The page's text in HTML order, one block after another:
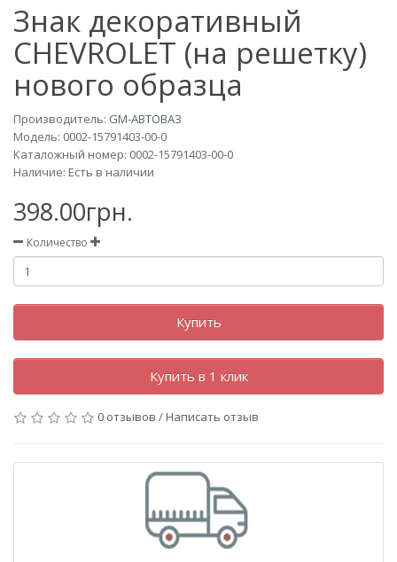
Знак декоративный
CHEVROLET (на решетку)
нового образца
Производитель: GM-АВТОВАЗ
Модель: 0002-15791403-00-0
Каталожный номер: 0002-15791403-00-0
Наличие: Есть в наличии
398.00грн.
Количество
Купить
Купить в 1 клик
0 отзывов /Написать отзыв